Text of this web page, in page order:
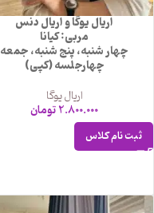
اریال یوگا و اریال دنس
مربی: کیانا
چهار شنبه، پنج شنبه، جمعه
چهارجلسه (کپی)
اریال یوگا
2.800.000تومان
ثبت نام کلاس